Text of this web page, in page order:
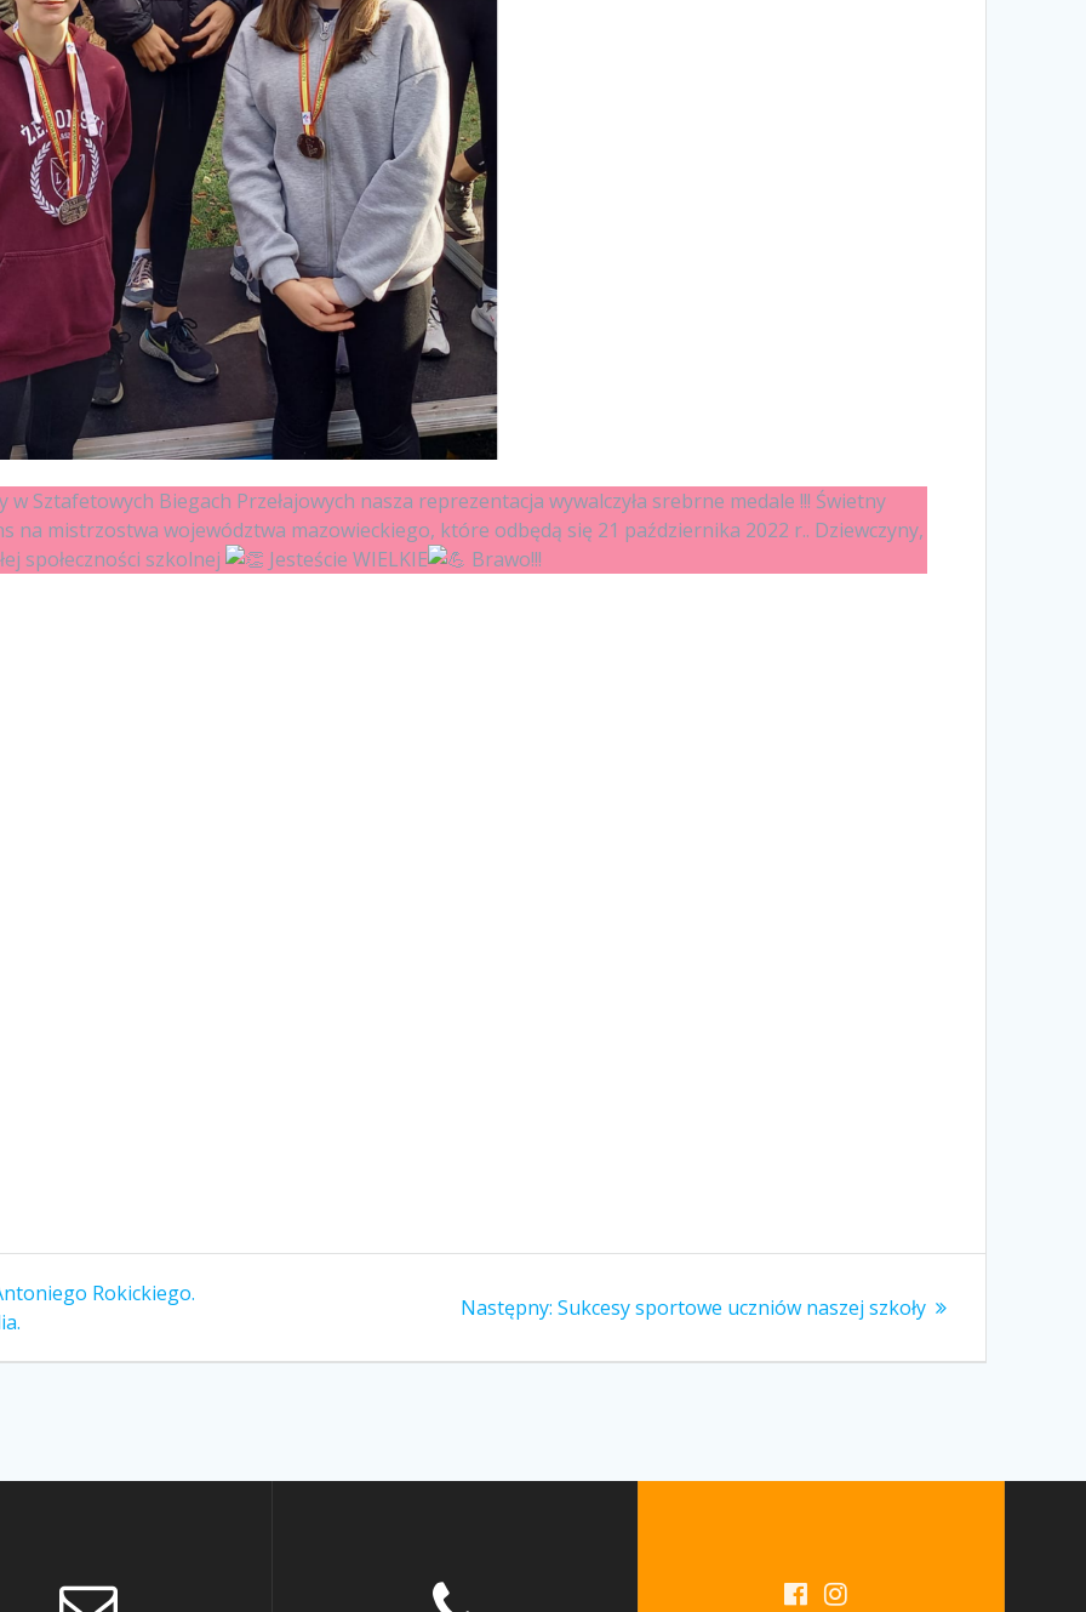
Sztafetowych Biegach Przełajowych nasza reprezentacja wywalczyła srebrne medale !!! Świetny
na mistrzostwa województwa mazowieckiego, które odbędą się 21 października 2022 r.. Dziewczyny,
społeczności szkolnej
Jesteście WIELKIE
Brawo!!!
Rokickiego.
Następny: Następny
Sukcesy sportowe uczniów naszej szkoły